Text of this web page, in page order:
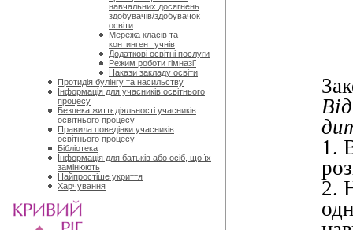
навчальних досягнень
здобувачів/здобувачок
освіти
Мережа класів та
контингент учнів
Додаткові освітні послуги
Режим роботи гімназії
Накази закладу освіти
Протидія булінгу та насильству
Інформація для учасників освітнього
процесу
Безпека життєдіяльності учасників
освітнього процесу
Правила поведінки учасників
освітнього процесу
Бібліотека
Інформація для батьків або осіб, що їх
замінюють
Найпростіше укриття
Харчування